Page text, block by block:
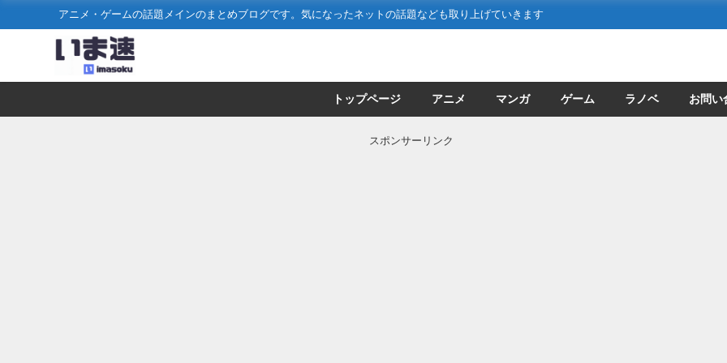
アニメ・ゲームの話題メインのまとめブログです。気になったネットの話題なども取り上げていきます
トップページ アニメ マンガ ゲーム ラノベ お問い
スポンサーリンク